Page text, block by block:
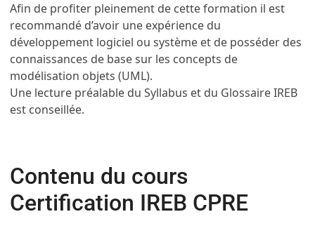
Afin de profiter pleinement de cette formation il est
recommandé d’avoir une expérience du
développement logiciel ou système et de posséder des
connaissances de base sur les concepts de
modélisation objets (UML).
Une lecture préalable du Syllabus et du Glossaire IREB
est conseillée.
Contenu du cours
Certification IREB CPRE